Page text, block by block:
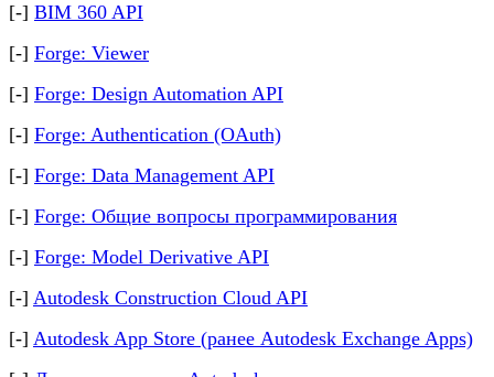
[-] BIM 360 API
[-] Forge: Viewer
[-] Forge: Design Automation API
[-] Forge: Authentication (OAuth)
[-] Forge: Data Management API
[-] Forge: Общие вопросы программирования
[-] Forge: Model Derivative API
[-] Autodesk Construction Cloud API
[-] Autodesk App Store (ранее Autodesk Exchange Apps)